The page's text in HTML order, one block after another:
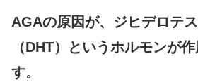
AGAの原因が、ジヒデロテ
（DHT）というホルモンが
す。